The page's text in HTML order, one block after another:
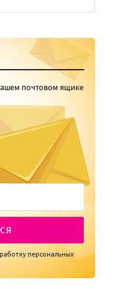
почтовом ящике
персональных